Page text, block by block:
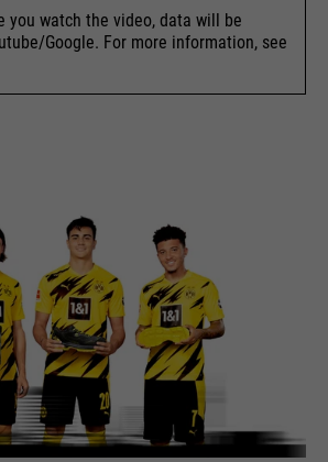
you watch the video, data will be
Google. For more information, see